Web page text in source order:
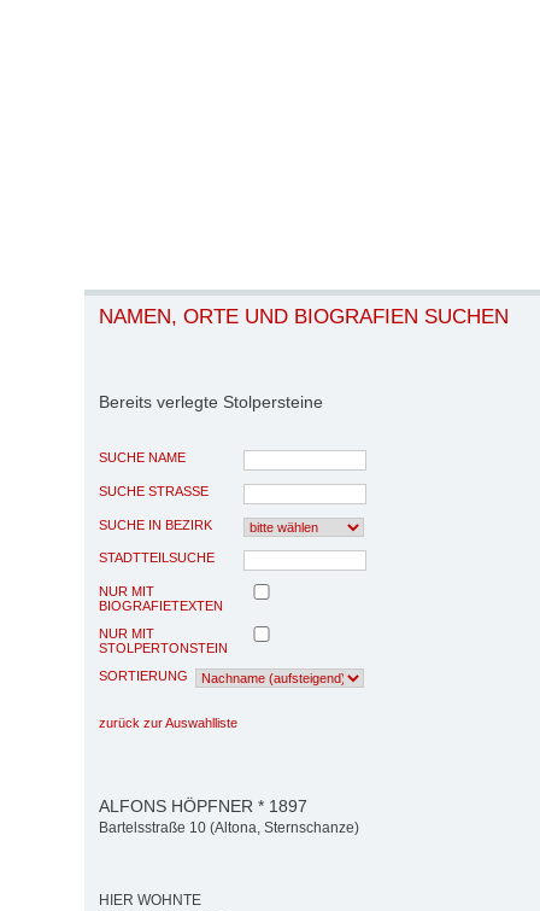
NAMEN, ORTE UND BIOGRAFIEN SUCHEN
Bereits verlegte Stolpersteine
SUCHE NAME
SUCHE STRASSE
SUCHE IN BEZIRK
STADTTEILSUCHE
NUR MIT
BIOGRAFIETEXTEN
NUR MIT
STOLPERTONSTEIN
SORTIERUNG
zurück zur Auswahlliste
ALFONS HÖPFNER * 1897
Bartelsstraße 10 (Altona, Sternschanze)
HIER WOHNTE